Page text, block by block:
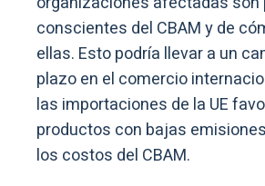
conscientes del CBAM y de
ellas. Esto podría llevar a un
plazo en el comercio
las importaciones de la UE
productos con bajas
los costos del CBAM.